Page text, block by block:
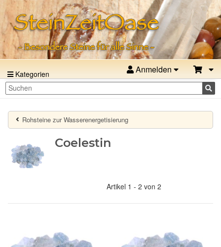
Kategorien Anmelden
Rohsteine zur Wasserenergetisierung
Coelestin
Artikel 1 - 2 von 2